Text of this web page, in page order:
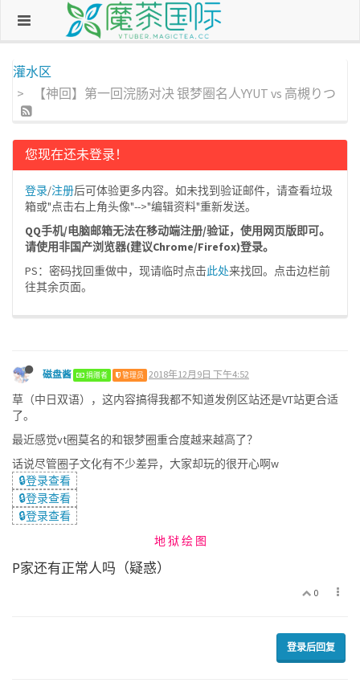
灌水区
【神回】第一回浣肠对决 银梦圈名人YYUT vs 高槻りつ
您现在还未登录！
登录/注册后可体验更多内容。如未找到验证邮件，请查看垃圾
箱或"点击右上角头像"-->"编辑资料"重新发送。
QQ手机/电脑邮箱无法在移动端注册/验证，使用网页版即可。
请使用非国产浏览器(建议Chrome/Firefox)登录。
PS：密码找回重做中，现请临时点击此处来找回。点击边栏前
往其余页面。
磁盘酱 捐赠者 管理员 2018年12月9日 下午4:52
草（中日双语），这内容搞得我都不知道发例区站还是VT站更合适
了。
最近感觉vt圈莫名的和银梦圈重合度越来越高了？
话说尽管圈子文化有不少差异，大家却玩的很开心啊w
🔒登录查看
🔒登录查看
🔒登录查看
地 狱 绘 图
P家还有正常人吗（疑惑）
0
登录后回复